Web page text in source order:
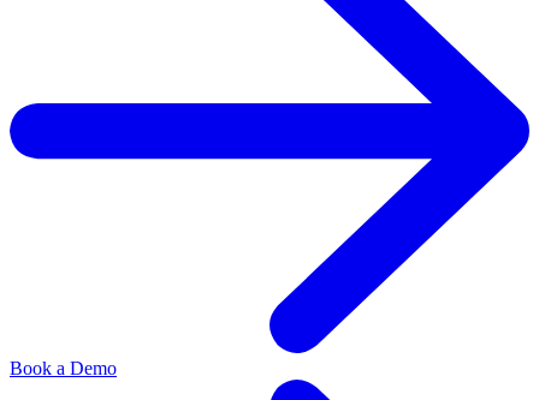
Book a Demo